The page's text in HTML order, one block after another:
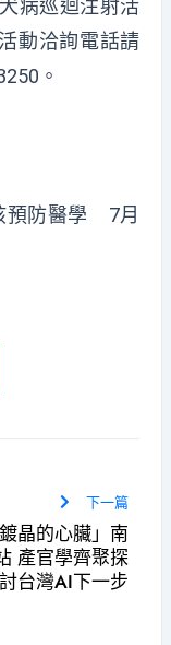
病巡迴注射活
動洽詢電話請
。
預防醫學 7月
下一篇
鍍晶的心臟」南
產官學齊聚探
討台灣AI下一步